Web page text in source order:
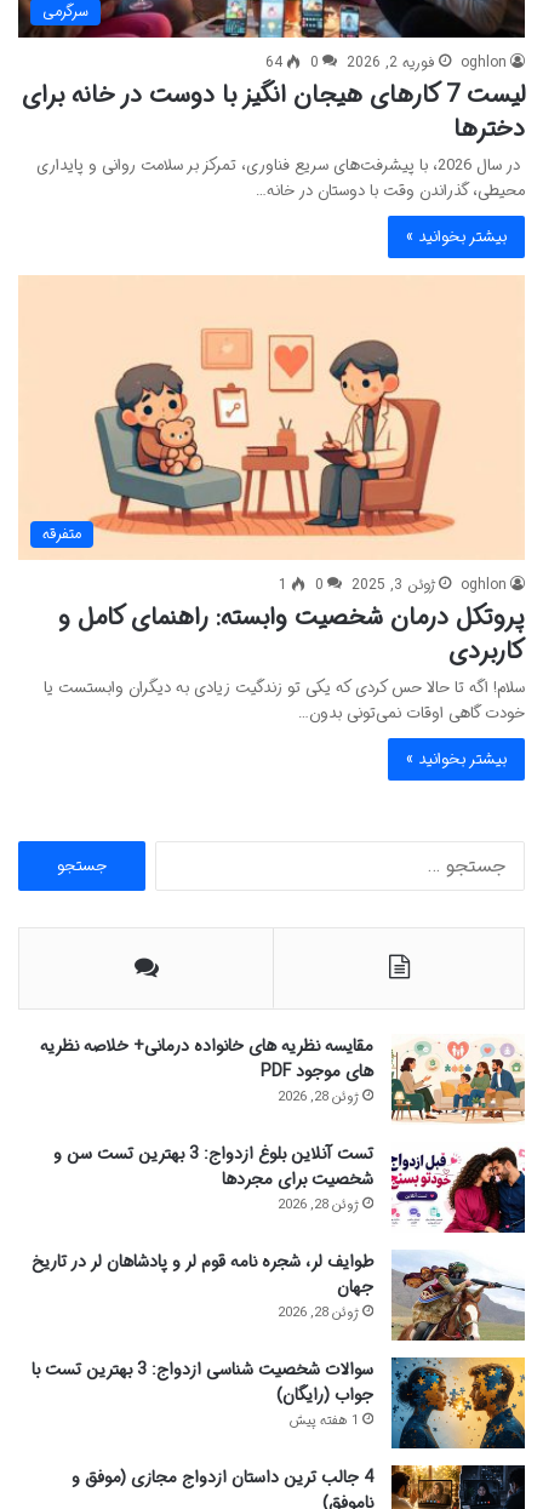
سرگرمی
oghlon فوریه 2, 2026 0
64
لیست 7 کارهای هیجان انگیز با دوست در خانه برای
دخترها
در سال 2026، با پیشرفت‌های سریع فناوری، تمرکز بر سلامت روانی و پایداری
محیطی، گذراندن وقت با دوستان در خانه…
بیشتر بخوانید »
متفرقه
oghlon ژوئن 3, 2025 0
1
پروتکل درمان شخصیت وابسته: راهنمای کامل و
کاربردی
سلام! اگه تا حالا حس کردی که یکی تو زندگیت زیادی به دیگران وابستست یا
خودت گاهی اوقات نمی‌تونی بدون…
بیشتر بخوانید »
ج
و
ب
ر
ی
مقایسه نظریه های خانواده درمانی+ خلاصه نظریه
های موجود PDF
ژوئن 28, 2026
تست آنلاین بلوغ ازدواج: 3 بهترین تست سن و
شخصیت برای مجردها
ژوئن 28, 2026
طوایف لر، شجره نامه قوم لر و پادشاهان لر در تاریخ
جهان
ژوئن 28, 2026
سوالات شخصیت شناسی ازدواج: 3 بهترین تست با
جواب (رایگان)
1 هفته پیش
4 جالب ترین داستان ازدواج مجازی (موفق و
ناموفق)